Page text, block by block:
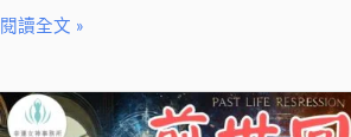
閱讀全文 »
她